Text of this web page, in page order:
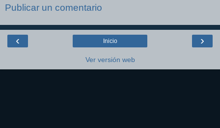
Publicar un comentario
‹ ›
Inicio
Ver versión web